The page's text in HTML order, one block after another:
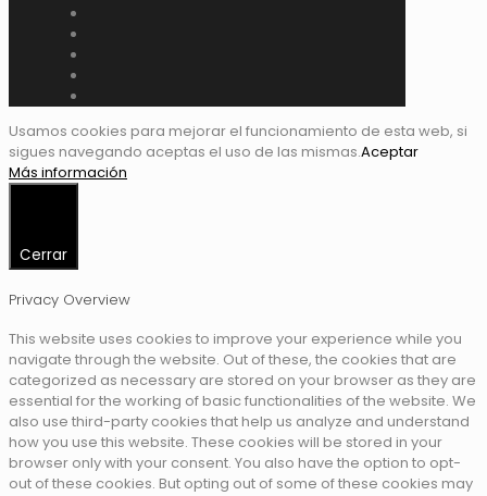
Usamos cookies para mejorar el funcionamiento de esta web, si
sigues navegando aceptas el uso de las mismas.Aceptar
Más información
Cerrar
Privacy Overview
This website uses cookies to improve your experience while you
navigate through the website. Out of these, the cookies that are
categorized as necessary are stored on your browser as they are
essential for the working of basic functionalities of the website. We
also use third-party cookies that help us analyze and understand
how you use this website. These cookies will be stored in your
browser only with your consent. You also have the option to opt-
out of these cookies. But opting out of some of these cookies may